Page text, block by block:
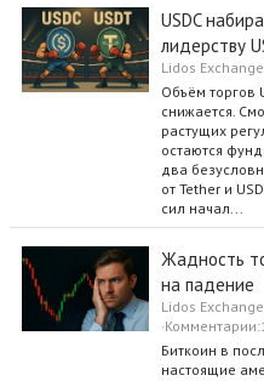
USDC
лидерству
Lidos Exchange
Объём торгов
снижается.
растущих
остаются
два
от Tether и
сил начал...
Жадность
на падение
Lidos Exchange
Комментарии 1
Биткоин в
настоящие